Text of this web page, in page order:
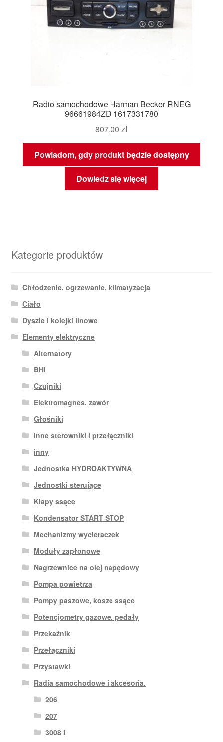
Radio samochodowe Harman Becker RNEG
96661984ZD 1617331780
807,00 zł
Powiadom, gdy produkt będzie dostępny
Dowiedz się więcej
Kategorie produktów
Chłodzenie, ogrzewanie, klimatyzacja
Ciało
Dyszle i kolejki linowe
Elementy elektryczne
Alternatory
BHI
Czujniki
Elektromagnes. zawór
Głośniki
Inne sterowniki i przełączniki
inny
Jednostka HYDROAKTYWNA
Jednostki sterujące
Klapy ssące
Kondensator START STOP
Mechanizmy wycieraczek
Moduły zapłonowe
Nagrzewnice na olej napędowy
Pompa powietrza
Pompy paszowe, kosze ssące
Potencjometry gazowe. pedały
Przekaźnik
Przełączniki
Przystawki
Radia samochodowe i akcesoria.
206
207
3008 I